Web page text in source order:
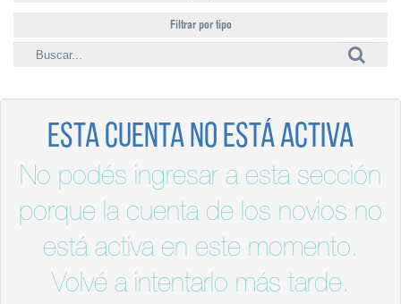
Filtrar por tipo
Esta cuenta no está activa
No podés ingresar a esta sección
porque la cuenta de los novios no
está activa en este momento.
Volvé a intentarlo más tarde.